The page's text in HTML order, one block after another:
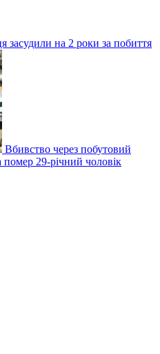
засудили на 2 роки за побиття
Вбивство через побутовий
помер 29-річний чоловік